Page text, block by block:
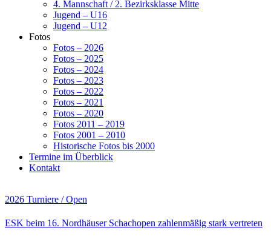
4. Mannschaft / 2. Bezirksklasse Mitte
Jugend – U16
Jugend – U12
Fotos
Fotos – 2026
Fotos – 2025
Fotos – 2024
Fotos – 2023
Fotos – 2022
Fotos – 2021
Fotos – 2020
Fotos 2011 – 2019
Fotos 2001 – 2010
Historische Fotos bis 2000
Termine im Überblick
Kontakt
2026 Turniere / Open
ESK beim 16. Nordhäuser Schachopen zahlenmäßig stark vertreten